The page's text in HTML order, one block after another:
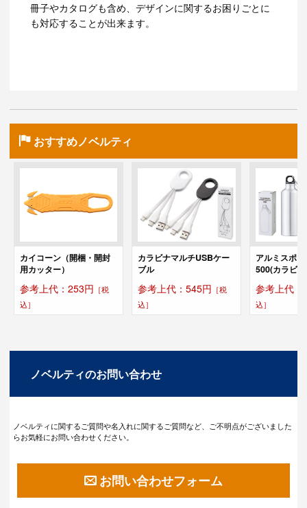
冊子やカタログも含め、デザインに関するお困りごとに
も対応することが出来ます。
おすすめノベルティ
カイコーン（開梱・開封
用カッター）
参考上代：253円 ［税
込］
カラビナマルチUSBケー
ブル
参考上代：545円 ［税
込］
アルミスポ
500(カラビ
参考上代：
込］
ノベルティのお問い合わせ
ノベルティに関するご質問や名入れに関するご質問など、ご不明点がございました
らお気軽にお問い合わせください。
お問い合わせフォーム